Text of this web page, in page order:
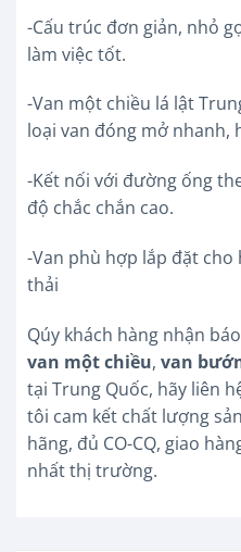
-Cấu trúc đơn giản, nhỏ
làm việc tốt.
-Van một chiều lá lật
loại van đóng mở nhanh,
-Kết nối với đường ống
độ chắc chắn cao.
-Van phù hợp lắp đặt
thải
Qúy khách hàng nhận
van một chiều, van
tại Trung Quốc, hãy liên
tôi cam kết chất lượng
hãng, đủ CO-CQ, giao
nhất thị trường.